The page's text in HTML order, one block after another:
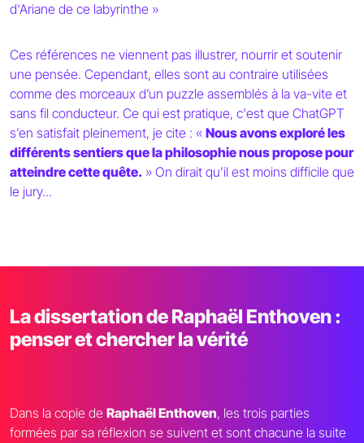
d'Ariane de ce labyrinthe »
Ces références ne viennent pas illustrer, nourrir et soutenir
une pensée. Cependant, elles sont au contraire utilisées
comme des morceaux d’un puzzle assemblés à la va-vite et
sans fil conducteur. Ce qui est pratique, c'est que ChatGPT
s’en satisfait pleinement, je cite : « Nous avons exploré les
différents sentiers que la philosophie nous propose pour
atteindre cette quête. » On dirait qu’il est moins difficile que
le jury...
La dissertation de Raphaël Enthoven :
penser et chercher la vérité
Dans la copie de Raphaël Enthoven, les trois parties
formées par sa réflexion se suivent et sont chacune la suite